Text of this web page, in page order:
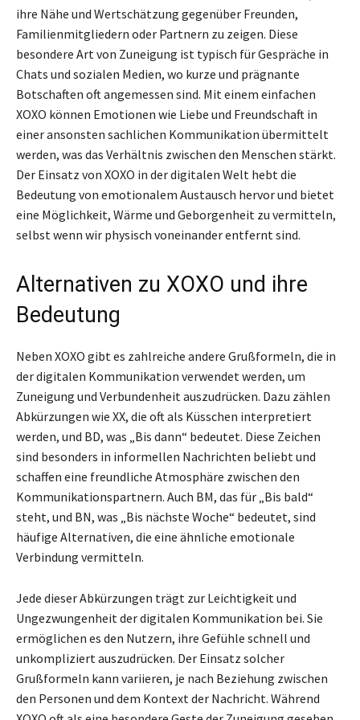
ihre Nähe und Wertschätzung gegenüber Freunden,
Familienmitgliedern oder Partnern zu zeigen. Diese
besondere Art von Zuneigung ist typisch für Gespräche in
Chats und sozialen Medien, wo kurze und prägnante
Botschaften oft angemessen sind. Mit einem einfachen
XOXO können Emotionen wie Liebe und Freundschaft in
einer ansonsten sachlichen Kommunikation übermittelt
werden, was das Verhältnis zwischen den Menschen stärkt.
Der Einsatz von XOXO in der digitalen Welt hebt die
Bedeutung von emotionalem Austausch hervor und bietet
eine Möglichkeit, Wärme und Geborgenheit zu vermitteln,
selbst wenn wir physisch voneinander entfernt sind.
Alternativen zu XOXO und ihre
Bedeutung
Neben XOXO gibt es zahlreiche andere Grußformeln, die in
der digitalen Kommunikation verwendet werden, um
Zuneigung und Verbundenheit auszudrücken. Dazu zählen
Abkürzungen wie XX, die oft als Küsschen interpretiert
werden, und BD, was „Bis dann“ bedeutet. Diese Zeichen
sind besonders in informellen Nachrichten beliebt und
schaffen eine freundliche Atmosphäre zwischen den
Kommunikationspartnern. Auch BM, das für „Bis bald“
steht, und BN, was „Bis nächste Woche“ bedeutet, sind
häufige Alternativen, die eine ähnliche emotionale
Verbindung vermitteln.
Jede dieser Abkürzungen trägt zur Leichtigkeit und
Ungezwungenheit der digitalen Kommunikation bei. Sie
ermöglichen es den Nutzern, ihre Gefühle schnell und
unkompliziert auszudrücken. Der Einsatz solcher
Grußformeln kann variieren, je nach Beziehung zwischen
den Personen und dem Kontext der Nachricht. Während